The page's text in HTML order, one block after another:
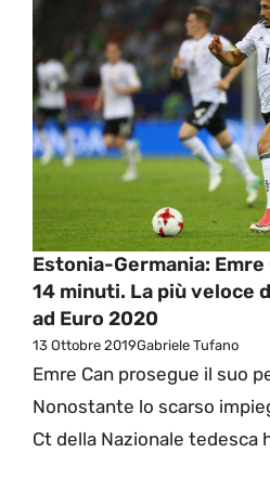
Estonia-Germania: Emre
14 minuti. La più veloce
ad Euro 2020
13 Ottobre 2019Gabriele Tufano
Emre Can prosegue il suo
Nonostante lo scarso
Ct della Nazionale tedesca